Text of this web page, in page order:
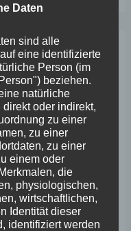
Daten
sind alle
eine identifizierte
Person (im
beziehen.
natürliche
oder indirekt,
zu einer
zu einer
zu einer
einem oder
die
physiologischen,
wirtschaftlichen,
Identität dieser
identifiziert werden